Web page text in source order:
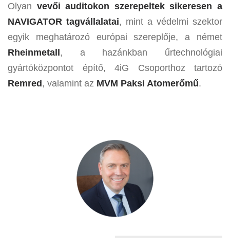
Olyan vevői auditokon szerepeltek sikeresen a
NAVIGATOR tagvállalatai, mint a védelmi szektor
egyik meghatározó európai szereplője, a német
Rheinmetall, a hazánkban űrtechnológiai
gyártóközpontot építő, 4iG Csoporthoz tartozó
Remred, valamint az MVM Paksi Atomerőmű.